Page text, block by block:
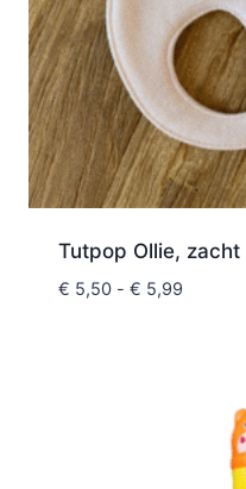
Tutpop Ollie, zacht
€ 5,50 - € 5,99